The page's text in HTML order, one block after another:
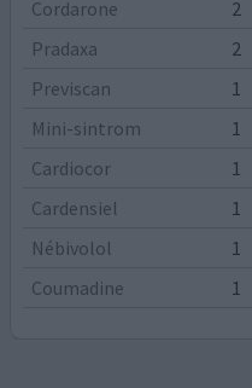
Cordarone
2
Pradaxa
2
Previscan
1
Mini-sintrom
1
Cardiocor
1
Cardensiel
1
Nébivolol
1
Coumadine
1